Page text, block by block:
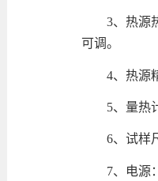
3、热源
可调。
4、热源
5、量热
6、试样
7、电源：